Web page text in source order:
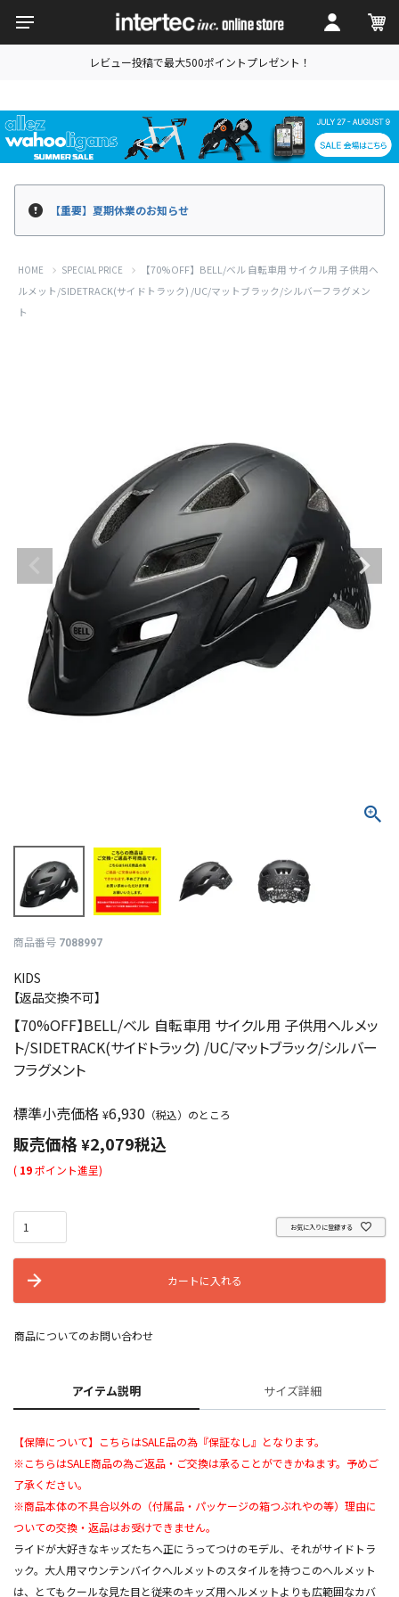
レビュー投稿で最大500ポイントプレゼント！
【重要】夏期休業のお知らせ
HOME SPECIAL PRICE
【70%OFF】BELL/ベル 自転車用 サイクル用 子供用ヘ
ルメット/SIDETRACK(サイドトラック) /UC/マットブラック/シルバーフラグメン
ト
商品番号 7088997
KIDS
【返品交換不可】
【70%OFF】BELL/ベル 自転車用 サイクル用 子供用ヘルメッ
ト/SIDETRACK(サイドトラック) /UC/マットブラック/シルバー
フラグメント
標準小売価格 ¥6,930 （税込）のところ
販売価格¥2,079税込
( 19ポイント進呈)
お気に入りに登録する
カートに入れる
商品についてのお問い合わせ
アイテム説明 サイズ詳細
【保障について】こちらはSALE品の為『保証なし』となります。
※こちらはSALE商品の為ご返品・ご交換は承ることができかねます。予めご
了承ください。
※商品本体の不具合以外の（付属品・パッケージの箱つぶれやの等）理由に
ついての交換・返品はお受けできません。
ライドが大好きなキッズたちへ正にうってつけのモデル、それがサイドトラ
ック。大人用マウンテンバイクヘルメットのスタイルを持つこのヘルメット
は、とてもクールな見た目と従来のキッズ用ヘルメットよりも広範囲なカバ